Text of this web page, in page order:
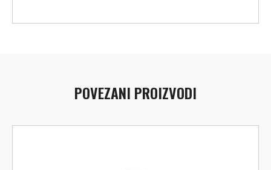
POVEZANI PROIZVODI